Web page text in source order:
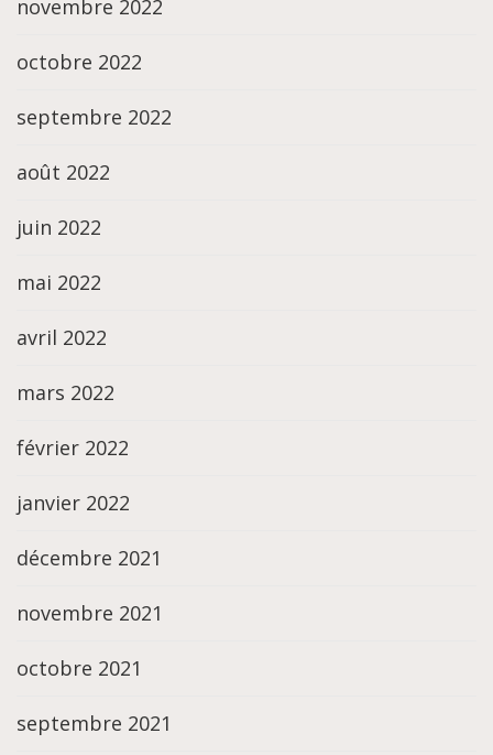
novembre 2022
octobre 2022
septembre 2022
août 2022
juin 2022
mai 2022
avril 2022
mars 2022
février 2022
janvier 2022
décembre 2021
novembre 2021
octobre 2021
septembre 2021